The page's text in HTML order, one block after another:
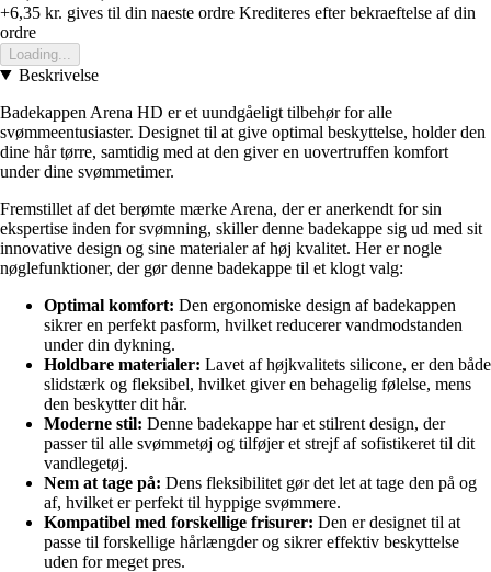
+6,35 kr. gives til din naeste ordre Krediteres efter bekraeftelse af din
ordre
Loading...
Beskrivelse
Badekappen Arena HD er et uundgåeligt tilbehør for alle
svømmeentusiaster. Designet til at give optimal beskyttelse, holder den
dine hår tørre, samtidig med at den giver en uovertruffen komfort
under dine svømmetimer.
Fremstillet af det berømte mærke Arena, der er anerkendt for sin
ekspertise inden for svømning, skiller denne badekappe sig ud med sit
innovative design og sine materialer af høj kvalitet. Her er nogle
nøglefunktioner, der gør denne badekappe til et klogt valg:
Optimal komfort: Den ergonomiske design af badekappen
sikrer en perfekt pasform, hvilket reducerer vandmodstanden
under din dykning.
Holdbare materialer: Lavet af højkvalitets silicone, er den både
slidstærk og fleksibel, hvilket giver en behagelig følelse, mens
den beskytter dit hår.
Moderne stil: Denne badekappe har et stilrent design, der
passer til alle svømmetøj og tilføjer et strejf af sofistikeret til dit
vandlegetøj.
Nem at tage på: Dens fleksibilitet gør det let at tage den på og
af, hvilket er perfekt til hyppige svømmere.
Kompatibel med forskellige frisurer: Den er designet til at
passe til forskellige hårlængder og sikrer effektiv beskyttelse
uden for meget pres.